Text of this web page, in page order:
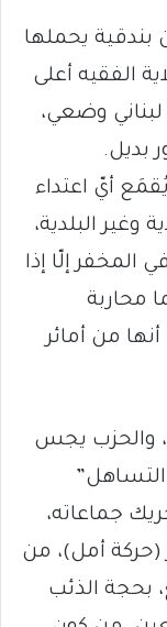
بندقية يحملها
الفقيه أعلى
وضعي،
بديل.
أيّ اعتداء
وغير البلدية،
المخفر إلّا إذا
محاربة
من أمائر
والحزب يجس
جماعاته،
(حركة أمل)، من
بحجة الذئب